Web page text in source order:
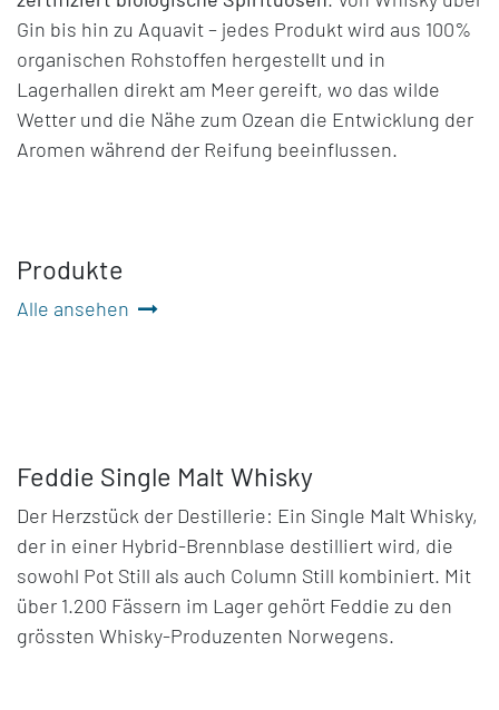
Gin bis hin zu Aquavit – jedes Produkt wird aus 100%
organischen Rohstoffen hergestellt und in
Lagerhallen direkt am Meer gereift, wo das wilde
Wetter und die Nähe zum Ozean die Entwicklung der
Aromen während der Reifung beeinflussen.
Produkte
Alle ansehen
Feddie Single Malt Whisky
Der Herzstück der Destillerie: Ein Single Malt Whisky,
der in einer Hybrid-Brennblase destilliert wird, die
sowohl Pot Still als auch Column Still kombiniert. Mit
über 1.200 Fässern im Lager gehört Feddie zu den
grössten Whisky-Produzenten Norwegens.